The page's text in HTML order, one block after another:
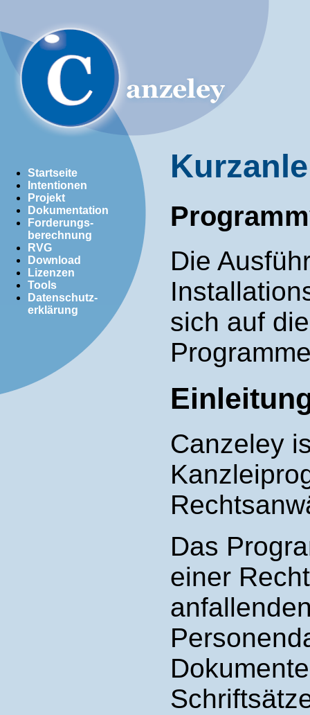
Startseite
Intentionen
Projekt
Dokumentation
Forderungs-
berechnung
RVG
Download
Lizenzen
Tools
Datenschutz-
erklärung
Die
sich auf
Canzeley
Das
einer